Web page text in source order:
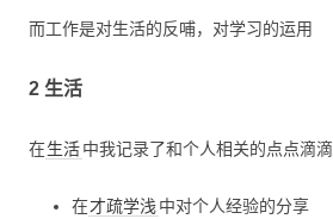
而工作是对生活的反哺，对学习的运用
2 生活
在生活中我记录了和个人相关的点点滴滴
在才疏学浅中对个人经验的分享